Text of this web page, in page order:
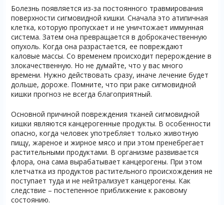
Болезнь появляется из-за постоянного травмирования
поверхности сигмовидной кишки. Сначала это атипичная
клетка, которую пропускает и не уничтожает иммунная
система. Затем она превращается в доброкачественную
опухоль. Когда она разрастается, ее повреждают
каловые массы. Со временем происходит перерождение в
злокачественную. Но не думайте, что у вас много
времени. Нужно действовать сразу, иначе лечение будет
дольше, дороже. Помните, что при раке сигмовидной
кишки прогноз не всегда благоприятный.
Основной причиной повреждения тканей сигмовидной
кишки являются канцерогенные продукты. В особенности
опасно, когда человек употребляет только животную
пищу, жареное и жирное мясо и при этом пренебрегает
растительными продуктами. В организме развивается
флора, она сама вырабатывает канцерогены. При этом
клетчатка из продуктов растительного происхождения не
поступает туда и не нейтрализует канцерогены. Как
следствие – постепенное приближение к раковому
состоянию.